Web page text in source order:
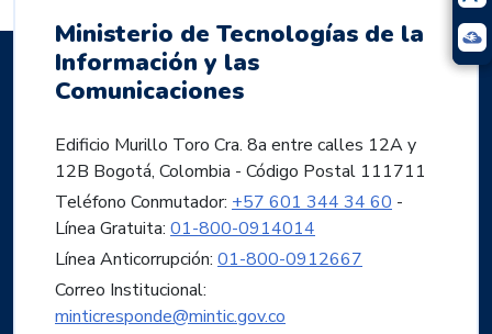
Ministerio de Tecnologías de la
Información y las
Comunicaciones
Edificio Murillo Toro Cra. 8a entre calles 12A y
12B Bogotá, Colombia - Código Postal 111711
Teléfono Conmutador: +57 601 344 34 60 -
Línea Gratuita: 01-800-0914014
Línea Anticorrupción: 01-800-0912667
Correo Institucional:
minticresponde@mintic.gov.co